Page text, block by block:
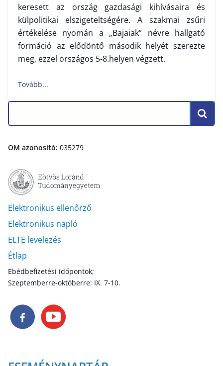
keresett az ország gazdasági kihívásaira és
külpolitikai elszigeteltségére. A szakmai zsűri
értékelése nyomán a „Bajaiak” névre hallgató
formáció az elődöntő második helyét szerezte
meg, ezzel országos 5-8.helyen végzett.
OM azonosító: 035279
Elektronikus ellenőrző
Elektronikus napló
ELTE levelezés
Étlap
Ebédbefizetési időpontok;
Szeptemberre-októberre: IX. 7-10.